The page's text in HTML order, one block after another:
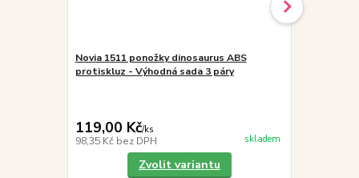
Novia 1511 ponožky dinosaurus ABS
protiskluz - Výhodná sada 3 páry
119,00 Kč/ks
98,35 Kč bez DPH skladem
Zvolit variantu